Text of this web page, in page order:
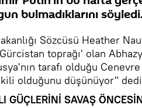
bulmadıklarını söyledi.
Sözcüsü Heather
toprağı' olan
tarafı olduğu
olduğunu düşünüyor"
GÜÇLERİNİ SAVAŞ